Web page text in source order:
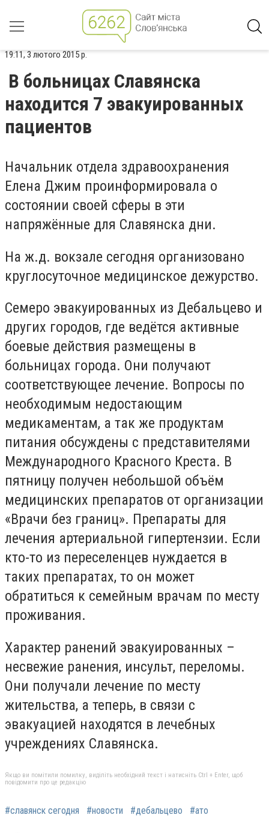
19:11, 3 лютого 2015 р.
В больницах Славянска
находится 7 эвакуированных
пациентов
Начальник отдела здравоохранения
Елена Джим проинформировала о
состоянии своей сферы в эти
напряжённые для Славянска дни.
На ж.д. вокзале сегодня организовано
круглосуточное медицинское дежурство.
Семеро эвакуированных из Дебальцево и
других городов, где ведётся активные
боевые действия размещены в
больницах города. Они получают
соответствующее лечение. Вопросы по
необходимым недостающим
медикаментам, а так же продуктам
питания обсуждены с представителями
Международного Красного Креста. В
пятницу получен небольшой объём
медицинских препаратов от организации
«Врачи без границ». Препараты для
лечения артериальной гипертензии. Если
кто-то из переселенцев нуждается в
таких препаратах, то он может
обратиться к семейным врачам по месту
проживания.
Характер ранений эвакуированных –
несвежие ранения, инсульт, переломы.
Они получали лечение по месту
жительства, а теперь, в связи с
эвакуацией находятся в лечебных
учреждениях Славянска.
Якщо ви помітили помилку, виділіть необхідний текст і натисніть Ctrl + Enter, щоб
повідомити про це редакцію
#славянск сегодня #новости #дебальцево #ато